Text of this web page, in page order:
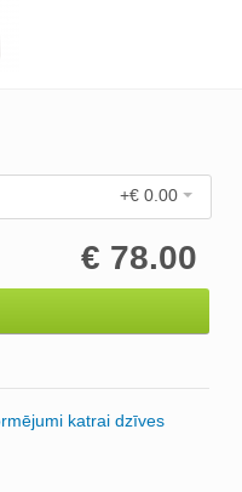
+€ 0.00
€ 78.00
katrai dzīves